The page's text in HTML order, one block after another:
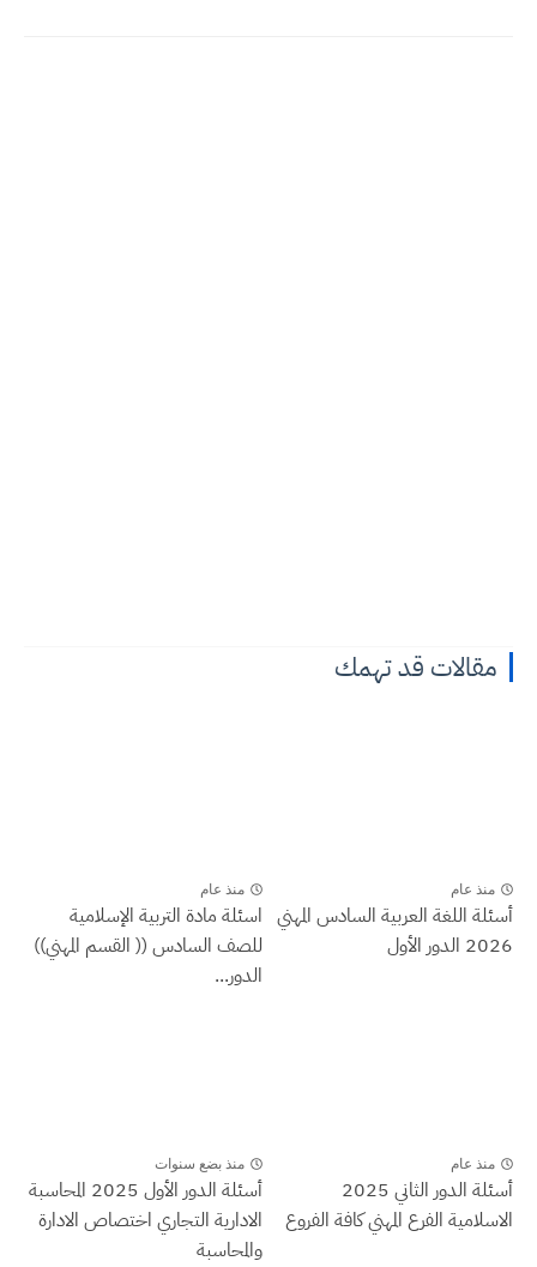
مقالات قد تهمك
منذ عام
أسئلة اللغة العربية السادس المهني
2026 الدور الأول
منذ عام
اسئلة مادة التربية الإسلامية
للصف السادس (( القسم المهني))
الدور...
منذ عام
أسئلة الدور الثاني 2025
الاسلامية الفرع المهني كافة الفروع
منذ بضع سنوات
أسئلة الدور الأول 2025 المحاسبة
الادارية التجاري اختصاص الادارة
والمحاسبة